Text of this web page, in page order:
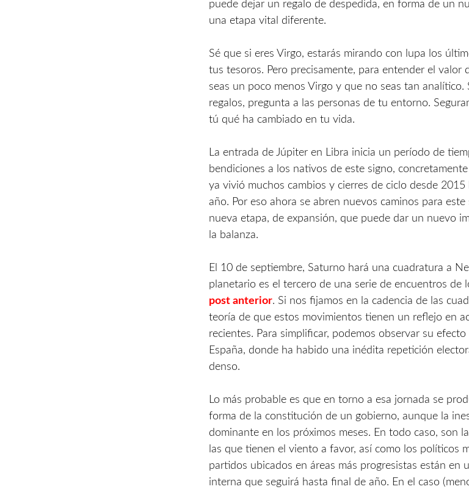
puede dejar un regalo de despedida, en forma de un
una etapa vital diferente.
Sé que si eres Virgo, estarás mirando con lupa los
tus tesoros. Pero precisamente, para entender el valor
seas un poco menos Virgo y que no seas tan analítico.
regalos, pregunta a las personas de tu entorno.
tú qué ha cambiado en tu vida.
La entrada de Júpiter en Libra inicia un período de
bendiciones a los nativos de este signo,
ya vivió muchos cambios y cierres de ciclo desde
año. Por eso ahora se abren nuevos caminos para
nueva etapa, de expansión, que puede dar un nuevo
la balanza.
El 10 de septiembre, Saturno hará una cuadratura a
planetario es el tercero de una serie de encuentros de
post anterior. Si nos fijamos en la cadencia de las
teoría de que estos movimientos tienen un reflejo en
recientes. Para simplificar, podemos observar su
España, donde ha habido una inédita repetición
denso.
Lo más probable es que en torno a esa jornada se
forma de la constitución de un gobierno, aunque la
dominante en los próximos meses. En todo caso, son
las que tienen el viento a favor, así como los políticos
partidos ubicados en áreas más progresistas están en
interna que seguirá hasta final de año. En el caso